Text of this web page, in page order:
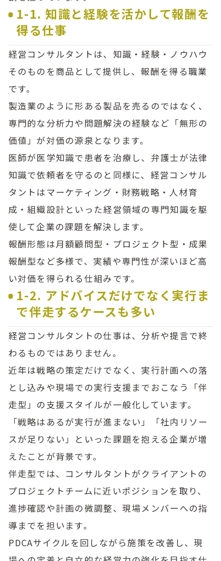
1-1. 知識と経験を活かして報酬を
得る仕事
経営コンサルタントは、知識・経験・ノウハウ
そのものを商品として提供し、報酬を得る職業
です。
製造業のように形ある製品を売るのではなく、
専門的な分析力や問題解決の経験など「無形の
価値」が対価の源泉となります。
医師が医学知識で患者を治療し、弁護士が法律
知識で依頼者を守るのと同様に、経営コンサル
タントはマーケティング・財務戦略・人材育
成・組織設計といった経営領域の専門知識を駆
使して企業の課題を解決します。
報酬形態は月額顧問型・プロジェクト型・成果
報酬型など多様で、実績や専門性が深いほど高
い対価を得られる仕組みです。
1-2. アドバイスだけでなく実行ま
で伴走するケースも多い
経営コンサルタントの仕事は、分析や提言で終
わるものではありません。
近年は戦略の策定だけでなく、実行計画への落
とし込みや現場での実行支援までおこなう「伴
走型」の支援スタイルが一般化しています。
「戦略はあるが実行が進まない」「社内リソー
スが足りない」といった課題を抱える企業が増
えたことが背景です。
伴走型では、コンサルタントがクライアントの
プロジェクトチームに近いポジションを取り、
進捗確認や計画の微調整、現場メンバーへの指
導までを担います。
PDCAサイクルを回しながら施策を改善し、現